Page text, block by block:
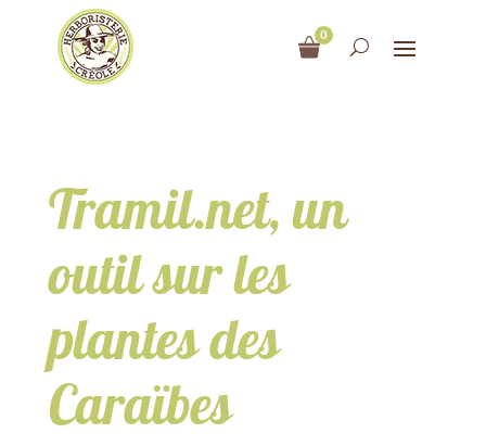
0
Tramil.net, un
outil sur les
plantes des
Caraïbes